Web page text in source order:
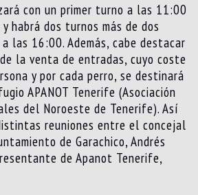
con un primer turno a las 11:00
habrá dos turnos más de dos
las 16:00. Además, cabe destacar
la venta de entradas, cuyo coste
y por cada perro, se destinará
APANOT Tenerife (Asociación
del Noroeste de Tenerife). Así
reuniones entre el concejal
de Garachico, Andrés
de Apanot Tenerife,